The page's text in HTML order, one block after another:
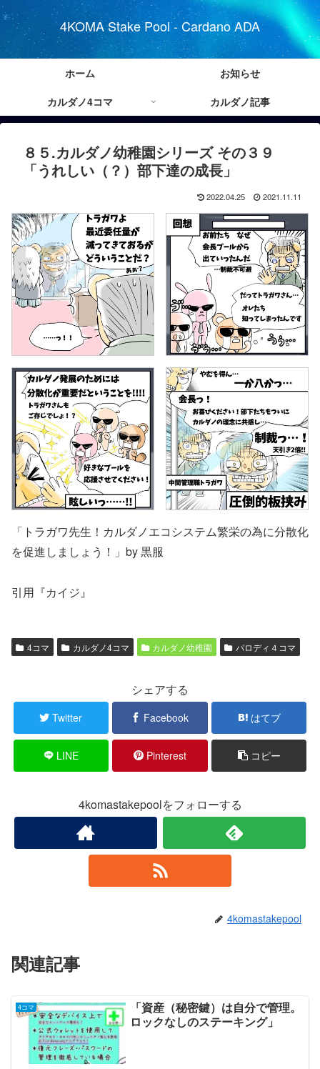
4KOMA Stake Pool - Cardano ADA
ホーム
お知らせ
カルダノ4コマ
カルダノ記事
８５.カルダノ幼稚園シリーズ その３９
「うれしい（？）部下達の成長」
2022.04.25 2021.11.11
「トラガワ先生！カルダノエコシステム繁栄の為に分散化
を促進しましょう！」by 黒服
引用『カイジ』
4コマ カルダノ4コマ カルダノ幼稚園 パロディ４コマ
シェアする
Twitter Facebook はてブ
LINE Pinterest コピー
4komastakepoolをフォローする
4komastakepool
関連記事
4コマ
「資産（秘密鍵）は自分で管理。
ロックなしのステーキング」